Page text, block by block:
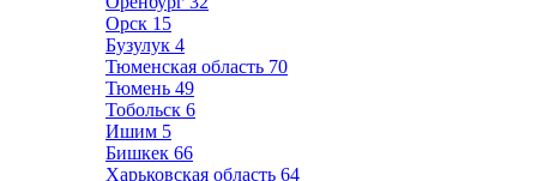
Орск 15
Бузулук 4
Тюменская область 70
Тюмень 49
Тобольск 6
Ишим 5
Бишкек 66
Харьковская область 64